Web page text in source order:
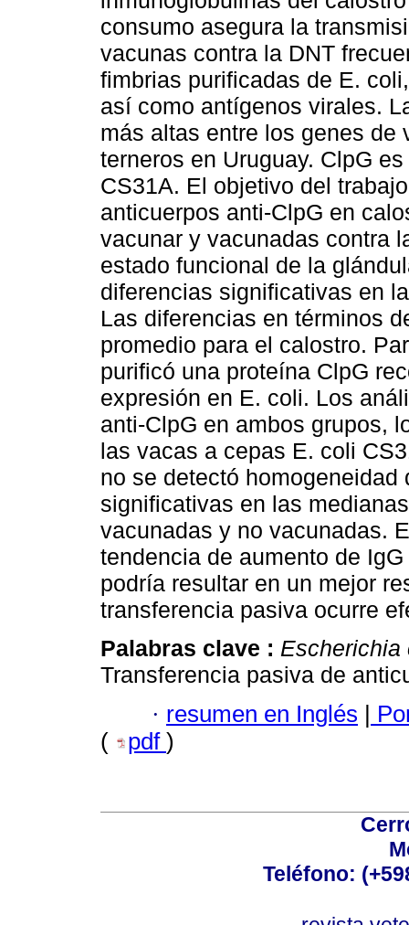
consumo asegura la
vacunas contra la DNT
fimbrias purificadas de E.
así como antígenos virales.
más altas entre los genes de
terneros en Uruguay. ClpG
CS31A. El objetivo del
anticuerpos anti-ClpG en
vacunar y vacunadas contra
estado funcional de la
diferencias significativas en
Las diferencias en términos
promedio para el calostro.
purificó una proteína ClpG
expresión en E. coli. Los
anti-ClpG en ambos grupos,
las vacas a cepas E. coli
no se detectó
significativas en las
vacunadas y no vacunadas.
tendencia de aumento de
podría resultar en un mejor
transferencia pasiva ocurre
Palabras clave : Escherichia
Transferencia pasiva de
· resumen en Inglés |
(
pdf )
Teléfono: